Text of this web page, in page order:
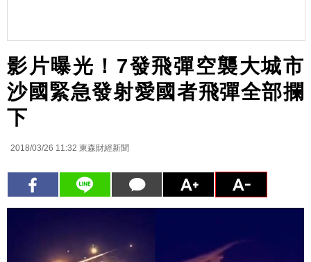
影片曝光！7發飛彈空襲大城市
沙國緊急發射愛國者飛彈全部攔
下
2018/03/26 11:32 東森財經新聞